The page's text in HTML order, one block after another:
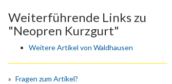
Weiterführende Links zu
"Neopren Kurzgurt"
Weitere Artikel von Waldhausen
Fragen zum Artikel?